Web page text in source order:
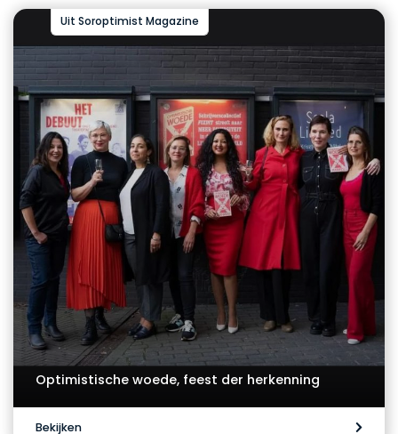
Uit Soroptimist Magazine
Optimistische woede, feest der herkenning
Bekijken